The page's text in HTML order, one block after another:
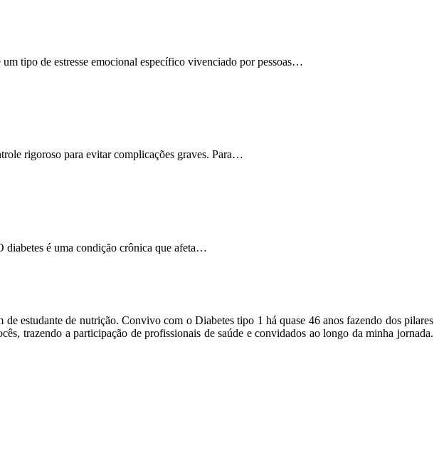
tipo de estresse emocional específico vivenciado por pessoas…
rigoroso para evitar complicações graves. Para…
diabetes é uma condição crônica que afeta…
estudante de nutrição. Convivo com o Diabetes tipo 1 há quase 46 anos fazendo dos pilares
trazendo a participação de profissionais de saúde e convidados ao longo da minha jornada.